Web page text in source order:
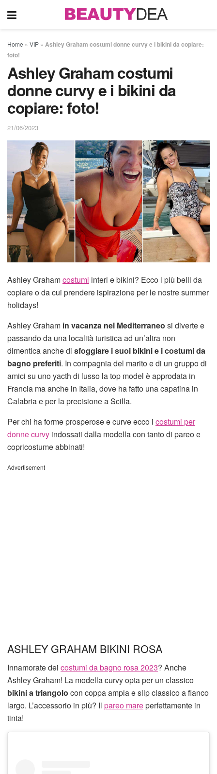
Home » VIP » Ashley Graham costumi donne curvy e i bikini da copiare:
foto!
Ashley Graham costumi
donne curvy e i bikini da
copiare: foto!
21/06/2023
Ashley Grahamcostumi interi e bikini? Ecco i più belli da
copiare o da cui prendere ispirazione per le nostre summer
holidays!
Ashley Graham in vacanza nel Mediterraneo si diverte e
passando da una località turistica ad un’altra non
dimentica anche di sfoggiare i suoi bikini e i costumi da
bagno preferiti. In compagnia del marito e di un gruppo di
amici su uno yacth di lusso la top model è approdata in
Francia ma anche in Italia, dove ha fatto una capatina in
Calabria e per la precisione a Scilla.
Per chi ha forme prosperose e curve ecco i costumi per
donne curvy indossati dalla modella con tanto di pareo e
copricostume abbinati!
Advertisement
ASHLEY GRAHAM BIKINI ROSA
Innamorate dei costumi da bagno rosa 2023? Anche
Ashley Graham! La modella curvy opta per un classico
bikini a triangolo con coppa ampia e slip classico a fianco
largo. L’accessorio in più? Il pareo mareperfettamente in
tinta!